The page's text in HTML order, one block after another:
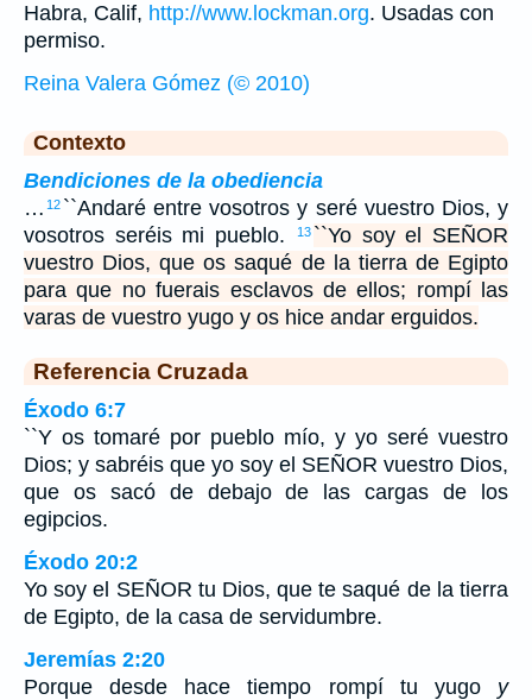
Habra, Calif, http://www.lockman.org. Usadas con
permiso.
Reina Valera Gómez (© 2010)
Contexto
Bendiciones de la obediencia
… 12 ``Andaré entre vosotros y seré vuestro Dios, y
vosotros seréis mi pueblo.
13 ``Yo soy el SEÑOR
vuestro Dios, que os saqué de la tierra de Egipto
para que no fuerais esclavos de ellos; rompí las
varas de vuestro yugo y os hice andar erguidos.
Referencia Cruzada
Éxodo 6:7
``Y os tomaré por pueblo mío, y yo seré vuestro
Dios; y sabréis que yo soy el SEÑOR vuestro Dios,
que os sacó de debajo de las cargas de los
egipcios.
Éxodo 20:2
Yo soy el SEÑOR tu Dios, que te saqué de la tierra
de Egipto, de la casa de servidumbre.
Jeremías 2:20
Porque desde hace tiempo rompí tu yugo y